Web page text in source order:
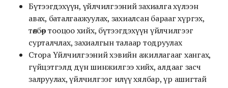
Бүтээгдэхүүн, үйлчилгээний захиалга хүлээн
авах, баталгаажуулах, захиалсан барааг хүргэх,
төлбөр тооцоо хийх, бүтээгдэхүүн үйлчилгээг
сурталчлах, захиалгын талаар тодруулах
Стора Үйлчилгээний хэвийн ажиллагааг хангах,
гүйцэтгэлд дүн шинжилгээ хийх, алдааг засч
залруулах, үйлчилгээг илүү хялбар, үр ашигтай